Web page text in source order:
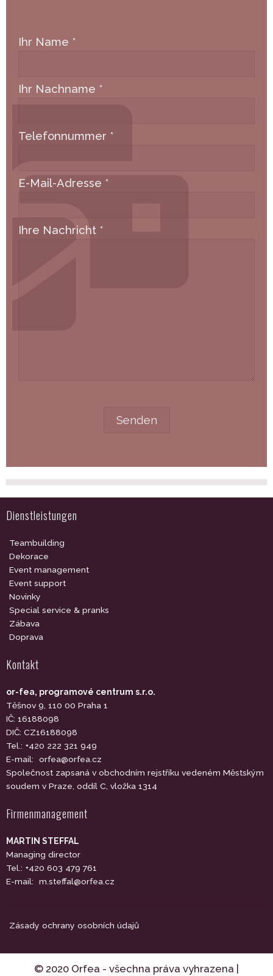
Ihr Name *
Ihr Nachname *
Telefonnummer *
E-Mail-Adresse *
Ihre Nachricht *
Dienstleistungen
Teambuilding
Dekorace
Event management
Event support
Novinky
Special service & pranks
Zábava
Doprava
Kontakt
or-fea, programové centrum s.r.o.
Těšnov 9, 110 00 Praha 1
IČ: 16188098
DIČ: CZ16188098
Tel.: +420 222 321 949
E-mail:
orfea@orfea.cz
Společnost zapsaná v obchodním rejstříku vedeném Městským
soudem v Praze, oddíl C, vložka 1314
Firmenmanagement
MARTIN STEFFAL
Managing director
Tel.: +420 603 479 761
E-mail:
m.steffal@orfea.cz
Zásady ochrany osobních údajů
© 2020 Orfea - všechna práva vyhrazena |